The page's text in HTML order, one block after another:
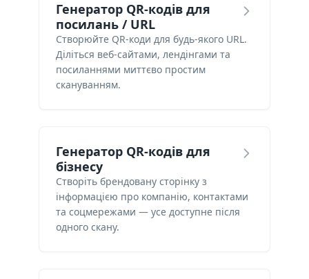
Генератор QR-кодів для
посилань / URL
Створюйте QR-коди для будь-якого URL.
Діліться веб-сайтами, лендінгами та
посиланнями миттєво простим
скануванням.
Генератор QR-кодів для
бізнесу
Створіть брендовану сторінку з
інформацією про компанію, контактами
та соцмережами — усе доступне після
одного скану.